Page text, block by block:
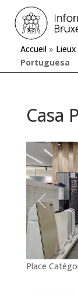
Accueil » Lieux
Portuguesa
Casa
Place